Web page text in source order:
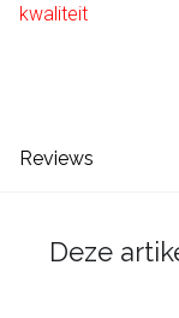
kwaliteit
Reviews
Deze